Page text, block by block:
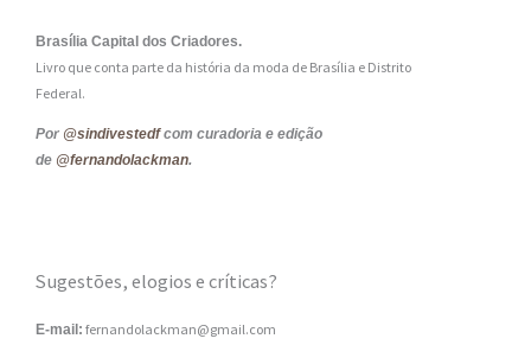
Brasília Capital dos Criadores.
Livro que conta parte da história da moda de Brasília e Distrito
Federal.
Por @sindivestedfcom curadoria e edição
de @fernandolackman.
Sugestões, elogios e críticas?
E-mail: fernandolackman@gmail.com